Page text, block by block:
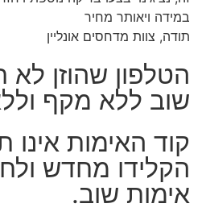
במידה ויאותר מחיר
תודה, צוות מדחסים אונליין
הטלפון שהוזן לא
שוב ללא מקף
קוד האימות אינו
הקלידו מחדש
אימות שוב.